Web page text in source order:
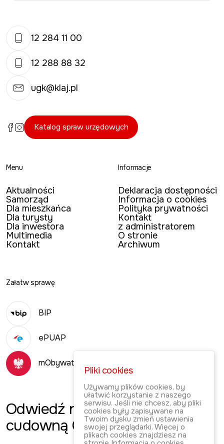
12 284 11 00
12 288 88 32
ugk@klaj.pl
Katalog spraw urzędowych
Menu
Aktualności
Samorząd
Dla mieszkańca
Dla turysty
Dla inwestora
Multimedia
Kontakt
Informacje
Deklaracja dostępności
Informacja o cookies
Polityka prywatności
Kontakt
z administratorem
O stronie
Archiwum
Załatw sprawę
BIP
ePUAP
mObywatel
Odwiedź naszą
cudowną Gminę!
Pliki cookies
Używamy plików cookies, by
ułatwić korzystanie z naszego
serwisu. Jeśli nie chcesz, aby pliki
cookies były zapisywane na
Twoim dysku zmień ustawienia
swojej przeglądarki. Więcej o
plikach cookies znajdziesz na